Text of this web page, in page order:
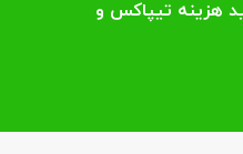
باشید هزینه تیپاکس و